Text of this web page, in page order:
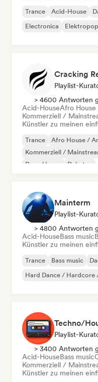
Trance Acid-House
Electronica
Elektropop
Cracking
Playlist-
> 4600 Antworten
Acid-HouseAfro
Kommerziell /
Künstler zu meinen
Trance Afro House /
Kommerziell /
Deep House
Dubstep
Mainterm
Playlist-
> 4800 Antworten
Acid-HouseBass music
Künstler zu meinen
Trance Bass music
Hard Dance / Hardcore
Playlist-
> 3400 Antworten
Acid-HouseBass music
Kommerziell /
Künstler zu meinen